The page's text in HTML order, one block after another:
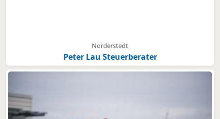
Norderstedt
Peter Lau Steuerberater